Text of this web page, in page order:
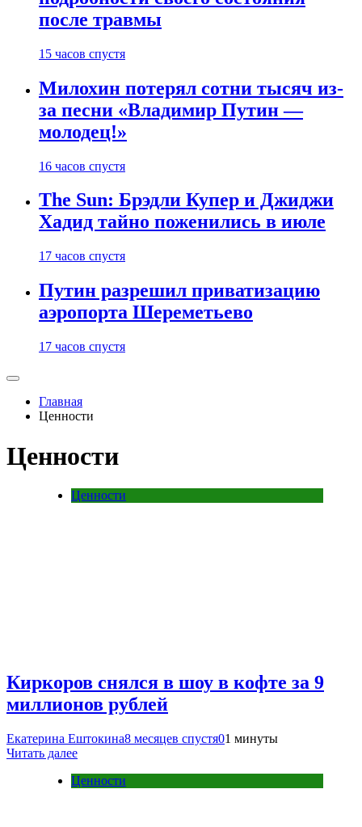
после травмы
15 часов спустя
Милохин потерял сотни тысяч из-
за песни «Владимир Путин —
молодец!»
16 часов спустя
The Sun: Брэдли Купер и Джиджи
Хадид тайно поженились в июле
17 часов спустя
Путин разрешил приватизацию
аэропорта Шереметьево
17 часов спустя
Главная
Ценности
Ценности
Ценности
Киркоров снялся в шоу в кофте за 9
миллионов рублей
Екатерина Ештокина8 месяцев спустя01 минуты
Читать далее
Ценности